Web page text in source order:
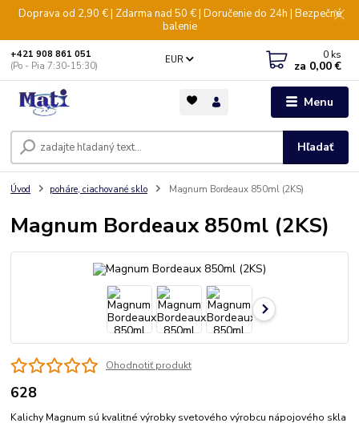
Doprava od 2,90 € | Zdarma nad 50 € | Doručenie do 24h | Bezpečné
balenie
Menu
EUR
Hľadať
+421 908 861 051
(Po - Pia 7:30-15:30)
0 ks
za 0,00 €
Úvod poháre, ciachované sklo Magnum Bordeaux 850ml (2KS)
Magnum Bordeaux 850ml (2KS)
Ohodnotiť produkt
628
Kalichy Magnum sú kvalitné výrobky svetového výrobcu nápojového skla